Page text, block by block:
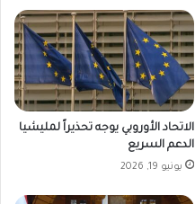
الاتحاد الأوروبي يوجه تحذيراً لمليشيا
الدعم السريع
يونيو 19, 2026